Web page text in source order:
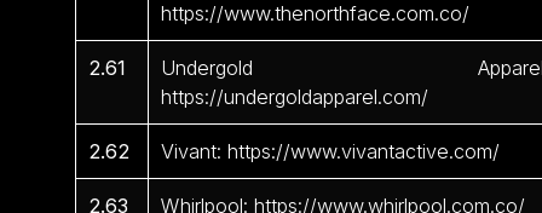
https://www.thenorthface.com.co/
2.61
Undergold
https://undergoldapparel.com/
2.62 Vivant: https://www.vivantactive.com/
2.63 Whirlpool: https://www.whirlpool.com.co/